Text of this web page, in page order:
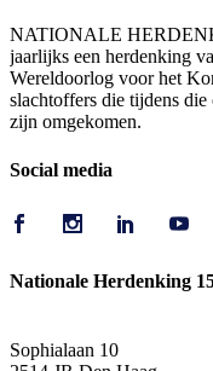
NATIONALE
jaarlijks een herdenking
Wereldoorlog voor het
slachtoffers die tijdens
zijn omgekomen.
Social media
Nationale Herdenking
Sophialaan 10